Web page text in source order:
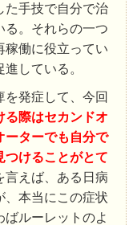
た手技で自分で治
る。それらの一つ
稼働に役立ってい
している。
発症して、今回
る際はセカンドオ
ーターでも自分で
つけることがとて
言えば、ある日病
、本当にこの症状
ルーレットのよ